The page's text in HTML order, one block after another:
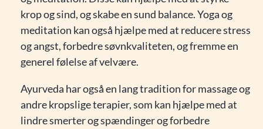
krop og sind, og skabe en sund balance. Yoga og
meditation kan også hjælpe med at reducere stress
og angst, forbedre søvnkvaliteten, og fremme en
generel følelse af velvære.
Ayurveda har også en lang tradition for massage og
andre kropslige terapier, som kan hjælpe med at
lindre smerter og spændinger og forbedre